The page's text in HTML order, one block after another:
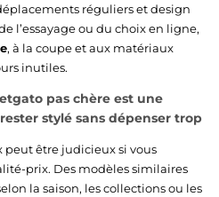
réguliers et design
l’essayage ou du choix en ligne,
, à la coupe et aux matériaux
inutiles.
pas chère est une
stylé sans dépenser trop
être judicieux si vous
prix. Des modèles similaires
la saison, les collections ou les